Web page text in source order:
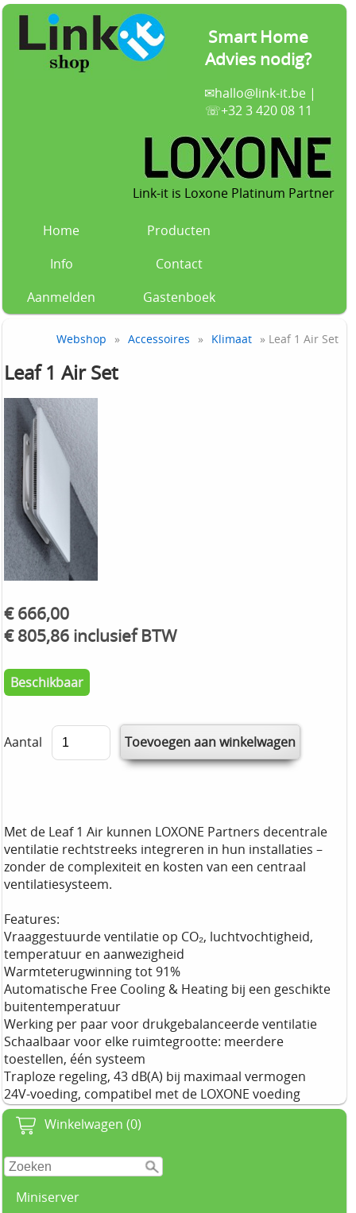
Smart Home
Advies nodig?
✉hallo@link-it.be|
☏+32 3 420 08 11
Link-it is Loxone Platinum Partner
Home
Producten
Info
Contact
Aanmelden
Gastenboek
Winkelwagen (0)
Miniserver
Webshop » Accessoires » Klimaat » Leaf 1 Air Set
Leaf 1 Air Set
€ 666,00
€ 805,86 inclusief BTW
Beschikbaar
Aantal
Met de Leaf 1 Air kunnen LOXONE Partners decentrale
ventilatie rechtstreeks integreren in hun installaties –
zonder de complexiteit en kosten van een centraal
ventilatiesysteem.
Features:
Vraaggestuurde ventilatie op CO₂, luchtvochtigheid,
temperatuur en aanwezigheid
Warmteterugwinning tot 91%
Automatische Free Cooling & Heating bij een geschikte
buitentemperatuur
Werking per paar voor drukgebalanceerde ventilatie
Schaalbaar voor elke ruimtegrootte: meerdere
toestellen, één systeem
Traploze regeling, 43 dB(A) bij maximaal vermogen
24V-voeding, compatibel met de LOXONE voeding